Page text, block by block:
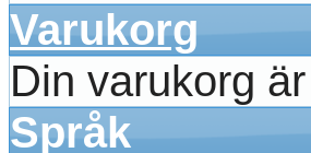
Varukorg
Din varukorg
Språk